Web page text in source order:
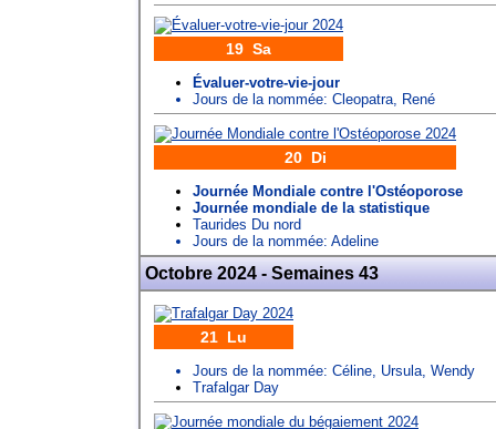
19 Sa
Évaluer-votre-vie-jour
Jours de la nommée: Cleopatra René
20 Di
Journée Mondiale contre l'Ostéoporose
Journée mondiale de la statistique
Taurides Du nord
Jours de la nommée: Adeline
Octobre 2024 - Semaines 43
21 Lu
Jours de la nommée: Céline Ursula Wendy
Trafalgar Day